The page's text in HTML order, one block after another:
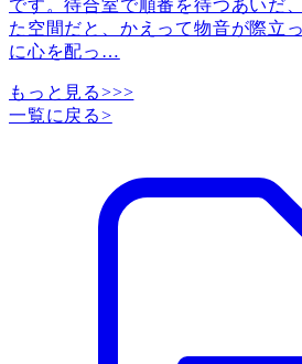
です。待合室で順番を待つあいだ
た空間だと、かえって物音が際立
に心を配っ …
もっと見る>>>
一覧に戻る>